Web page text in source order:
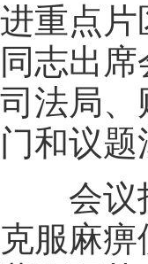
进重点片
同志出
司法局、
门和议
会议指
克服麻